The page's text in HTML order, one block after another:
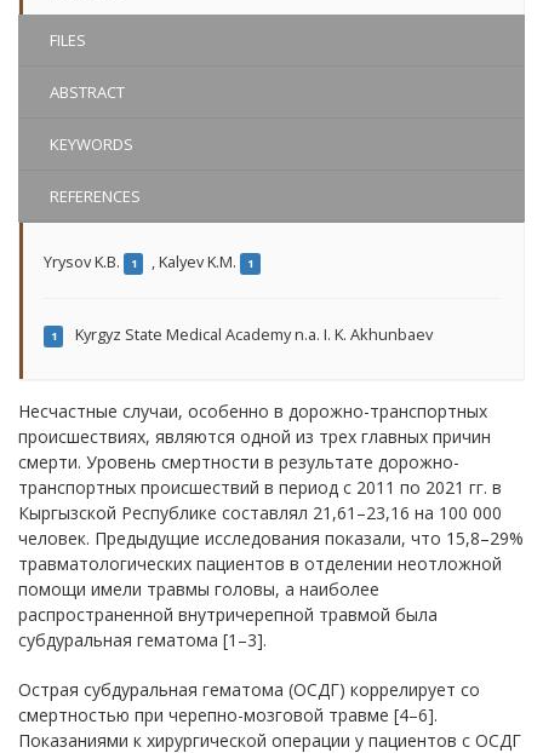
FILES
ABSTRACT
KEYWORDS
REFERENCES
Yrysov K.B. 1 ,Kalyev K.M. 1
1 Kyrgyz State Medical Academy n.a. I. K. Akhunbaev
Несчастные случаи, особенно в дорожно-транспортных
происшествиях, являются одной из трех главных причин
смерти. Уровень смертности в результате дорожно-
транспортных происшествий в период с 2011 по 2021 гг. в
Кыргызской Республике составлял 21,61–23,16 на 100 000
человек. Предыдущие исследования показали, что 15,8–29%
травматологических пациентов в отделении неотложной
помощи имели травмы головы, а наиболее
распространенной внутричерепной травмой была
субдуральная гематома [1–3].
Острая субдуральная гематома (ОСДГ) коррелирует со
смертностью при черепно-мозговой травме [4–6].
Показаниями к хирургической операции у пациентов с ОСДГ